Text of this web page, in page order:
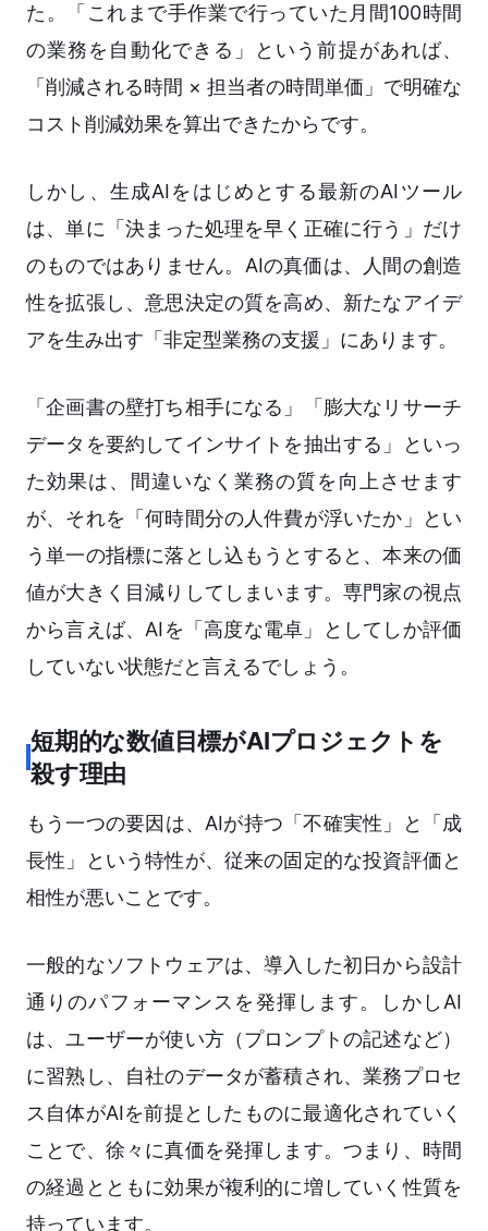
た。「これまで手作業で行っていた月間100時間
の業務を自動化できる」という前提があれば、
「削減される時間 × 担当者の時間単価」で明確な
コスト削減効果を算出できたからです。
しかし、生成AIをはじめとする最新のAIツール
は、単に「決まった処理を早く正確に行う」だけ
のものではありません。AIの真価は、人間の創造
性を拡張し、意思決定の質を高め、新たなアイデ
アを生み出す「非定型業務の支援」にあります。
「企画書の壁打ち相手になる」「膨大なリサーチ
データを要約してインサイトを抽出する」といっ
た効果は、間違いなく業務の質を向上させます
が、それを「何時間分の人件費が浮いたか」とい
う単一の指標に落とし込もうとすると、本来の価
値が大きく目減りしてしまいます。専門家の視点
から言えば、AIを「高度な電卓」としてしか評価
していない状態だと言えるでしょう。
短期的な数値目標がAIプロジェクトを
殺す理由
もう一つの要因は、AIが持つ「不確実性」と「成
長性」という特性が、従来の固定的な投資評価と
相性が悪いことです。
一般的なソフトウェアは、導入した初日から設計
通りのパフォーマンスを発揮します。しかしAI
は、ユーザーが使い方（プロンプトの記述など）
に習熟し、自社のデータが蓄積され、業務プロセ
ス自体がAIを前提としたものに最適化されていく
ことで、徐々に真価を発揮します。つまり、時間
の経過とともに効果が複利的に増していく性質を
持っています。